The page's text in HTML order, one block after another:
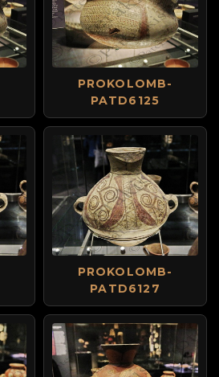
PROKOLOMB-
PATD6125
PROKOLOMB-
PATD6127